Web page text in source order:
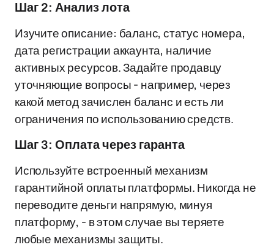
Шаг 2: Анализ лота
Изучите описание: баланс, статус номера,
дата регистрации аккаунта, наличие
активных ресурсов. Задайте продавцу
уточняющие вопросы - например, через
какой метод зачислен баланс и есть ли
ограничения по использованию средств.
Шаг 3: Оплата через гаранта
Используйте встроенный механизм
гарантийной оплаты платформы. Никогда не
переводите деньги напрямую, минуя
платформу, - в этом случае вы теряете
любые механизмы защиты.